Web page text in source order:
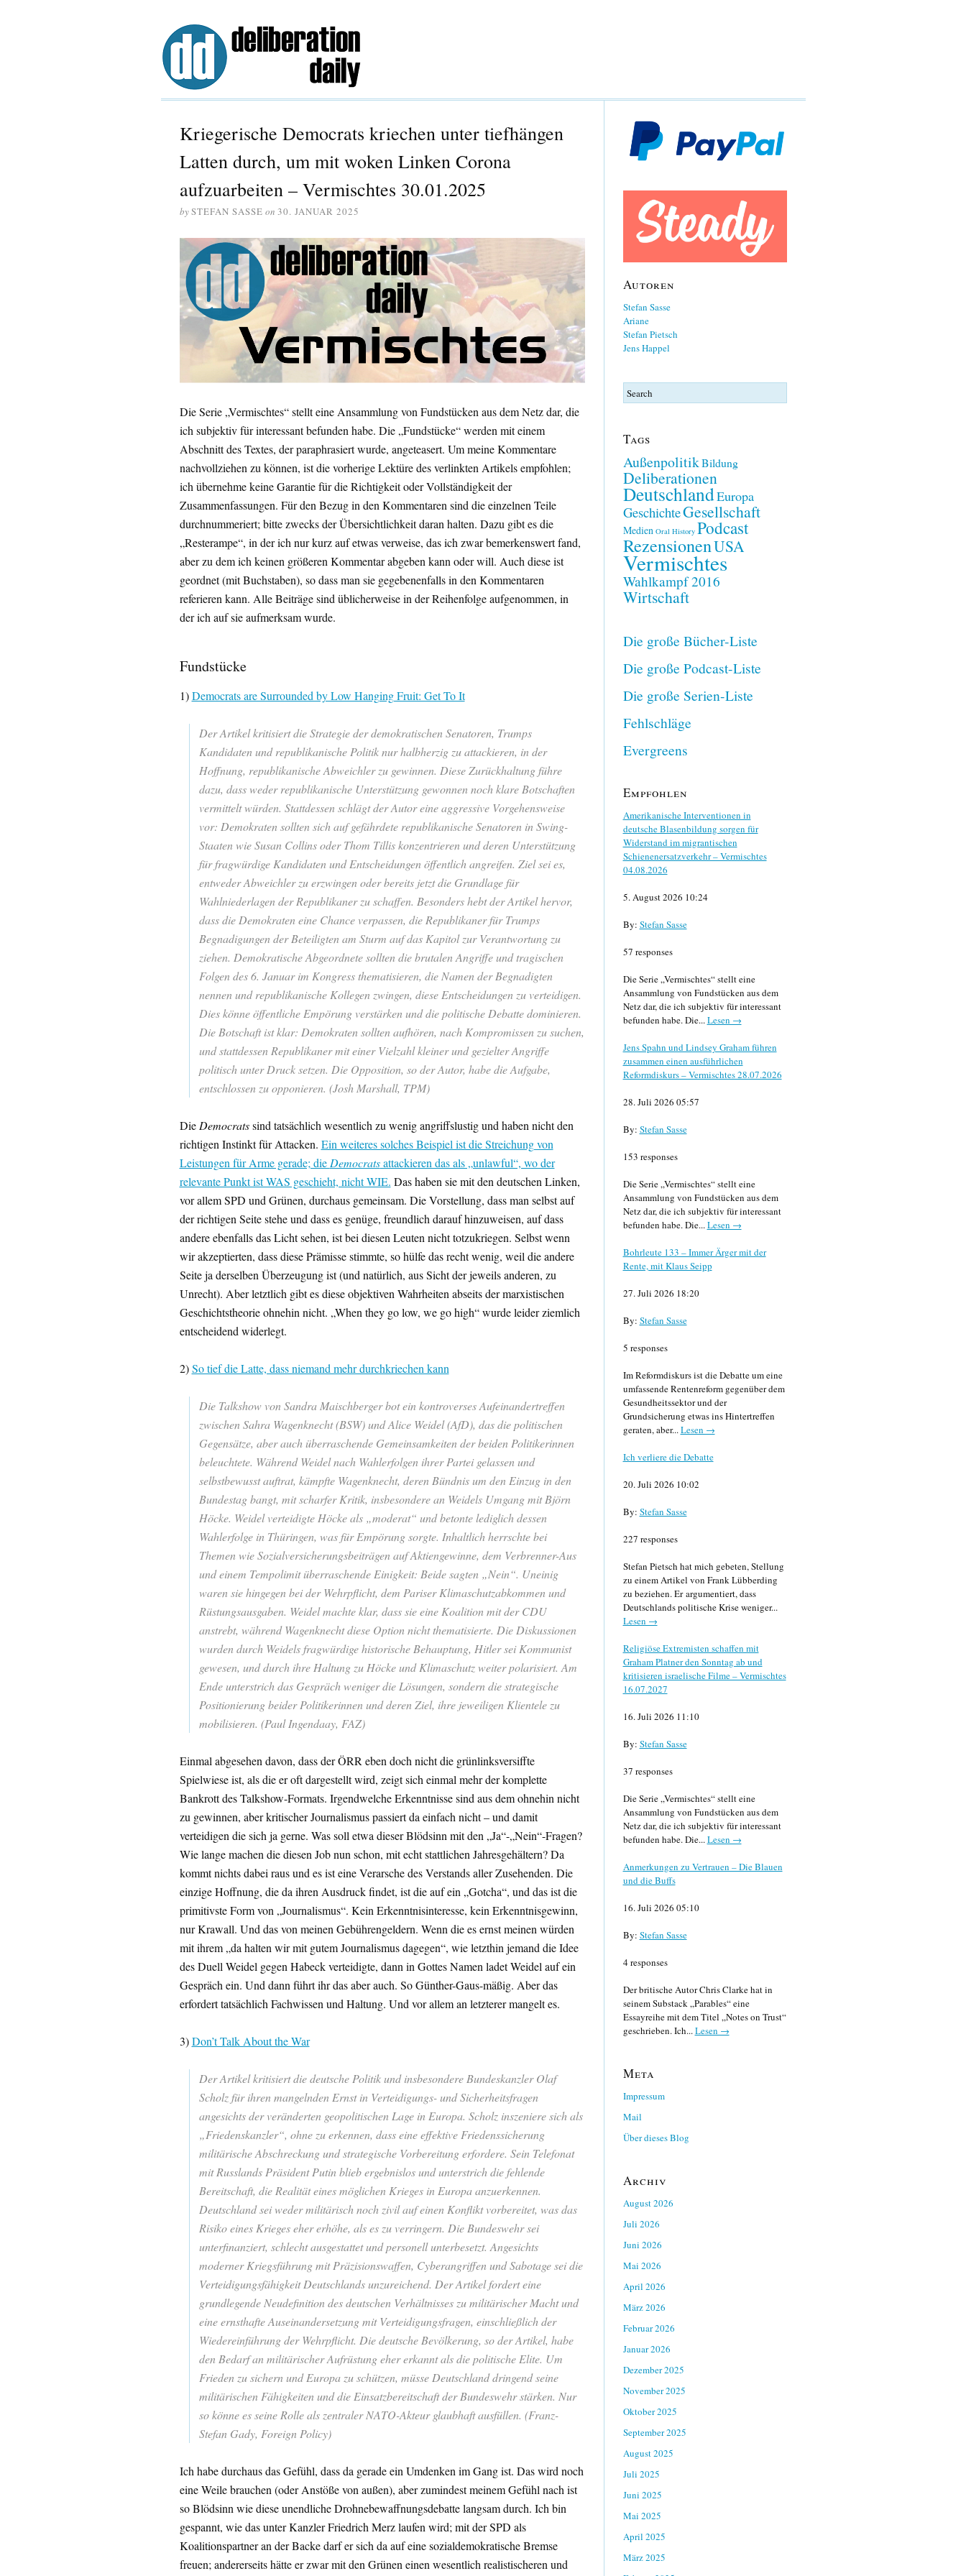
Kriegerische Democrats kriechen unter tiefhängen
Latten durch, um mit woken Linken Corona
aufzuarbeiten – Vermischtes 30.01.2025
bySTEFAN SASSE on 30. JANUAR 2025
Die Serie „Vermischtes“ stellt eine Ansammlung von Fundstücken aus dem Netz dar, die
ich subjektiv für interessant befunden habe. Die „Fundstücke“ werden mit einem
Abschnitt des Textes, der paraphrasiert wurde, angeteasert. Um meine Kommentare
nachvollziehen zu können, ist die vorherige Lektüre des verlinkten Artikels empfohlen;
ich übernehme keine Garantie für die Richtigkeit oder Vollständigkeit der
Zusammenfassungen. Für den Bezug in den Kommentaren sind die einzelnen Teile
durchnummeriert; bitte zwecks der Übersichtlichkeit daran halten. Dazu gibt es die
„Resterampe“, in der ich nur kurz auf etwas verweise, das ich zwar bemerkenswert fand,
aber zu dem ich keinen größeren Kommentar abgeben kann oder will. Auch diese ist
geordnet (mit Buchstaben), so dass man sie gegebenenfalls in den Kommentaren
referieren kann. Alle Beiträge sind üblicherweise in der Reihenfolge aufgenommen, in
der ich auf sie aufmerksam wurde.
Fundstücke
1)Democrats are Surrounded by Low Hanging Fruit: Get To It
Der Artikel kritisiert die Strategie der demokratischen Senatoren, Trumps
Kandidaten und republikanische Politik nur halbherzig zu attackieren, in der
Hoffnung, republikanische Abweichler zu gewinnen. Diese Zurückhaltung führe
dazu, dass weder republikanische Unterstützung gewonnen noch klare Botschaften
vermittelt würden. Stattdessen schlägt der Autor eine aggressive Vorgehensweise
vor: Demokraten sollten sich auf gefährdete republikanische Senatoren in Swing-
Staaten wie Susan Collins oder Thom Tillis konzentrieren und deren Unterstützung
für fragwürdige Kandidaten und Entscheidungen öffentlich angreifen. Ziel sei es,
entweder Abweichler zu erzwingen oder bereits jetzt die Grundlage für
Wahlniederlagen der Republikaner zu schaffen. Besonders hebt der Artikel hervor,
dass die Demokraten eine Chance verpassen, die Republikaner für Trumps
Begnadigungen der Beteiligten am Sturm auf das Kapitol zur Verantwortung zu
ziehen. Demokratische Abgeordnete sollten die brutalen Angriffe und tragischen
Folgen des 6. Januar im Kongress thematisieren, die Namen der Begnadigten
nennen und republikanische Kollegen zwingen, diese Entscheidungen zu verteidigen.
Dies könne öffentliche Empörung verstärken und die politische Debatte dominieren.
Die Botschaft ist klar: Demokraten sollten aufhören, nach Kompromissen zu suchen,
und stattdessen Republikaner mit einer Vielzahl kleiner und gezielter Angriffe
politisch unter Druck setzen. Die Opposition, so der Autor, habe die Aufgabe,
entschlossen zu opponieren. (Josh Marshall, TPM)
DieDemocratssind tatsächlich wesentlich zu wenig angriffslustig und haben nicht den
richtigen Instinkt für Attacken. Ein weiteres solches Beispiel ist die Streichung von
Leistungen für Arme gerade; dieDemocratsattackieren das als „unlawful“, wo der
relevante Punkt ist WAS geschieht, nicht WIE. Das haben sie mit den deutschen Linken,
vor allem SPD und Grünen, durchaus gemeinsam. Die Vorstellung, dass man selbst auf
der richtigen Seite stehe und dass es genüge, freundlich darauf hinzuweisen, auf dass
andere ebenfalls das Licht sehen, ist bei diesen Leuten nicht totzukriegen. Selbst wenn
wir akzeptierten, dass diese Prämisse stimmte, so hülfe das recht wenig, weil die andere
Seite ja derselben Überzeugung ist (und natürlich, aus Sicht der jeweils anderen, zu
Unrecht). Aber letztlich gibt es diese objektiven Wahrheiten abseits der marxistischen
Geschichtstheorie ohnehin nicht. „When they go low, we go high“ wurde leider ziemlich
entscheidend widerlegt.
2)So tief die Latte, dass niemand mehr durchkriechen kann
Die Talkshow von Sandra Maischberger bot ein kontroverses Aufeinandertreffen
zwischen Sahra Wagenknecht (BSW) und Alice Weidel (AfD), das die politischen
Gegensätze, aber auch überraschende Gemeinsamkeiten der beiden Politikerinnen
beleuchtete. Während Weidel nach Wahlerfolgen ihrer Partei gelassen und
selbstbewusst auftrat, kämpfte Wagenknecht, deren Bündnis um den Einzug in den
Bundestag bangt, mit scharfer Kritik, insbesondere an Weidels Umgang mit Björn
Höcke. Weidel verteidigte Höcke als „moderat“ und betonte lediglich dessen
Wahlerfolge in Thüringen, was für Empörung sorgte. Inhaltlich herrschte bei
Themen wie Sozialversicherungsbeiträgen auf Aktiengewinne, dem Verbrenner-Aus
und einem Tempolimit überraschende Einigkeit: Beide sagten „Nein“. Uneinig
waren sie hingegen bei der Wehrpflicht, dem Pariser Klimaschutzabkommen und
Rüstungsausgaben. Weidel machte klar, dass sie eine Koalition mit der CDU
anstrebt, während Wagenknecht diese Option nicht thematisierte. Die Diskussionen
wurden durch Weidels fragwürdige historische Behauptung, Hitler sei Kommunist
gewesen, und durch ihre Haltung zu Höcke und Klimaschutz weiter polarisiert. Am
Ende unterstrich das Gespräch weniger die Lösungen, sondern die strategische
Positionierung beider Politikerinnen und deren Ziel, ihre jeweiligen Klientele zu
mobilisieren. (Paul Ingendaay, FAZ)
Einmal abgesehen davon, dass der ÖRR eben doch nicht die grünlinksversiffte
Spielwiese ist, als die er oft dargestellt wird, zeigt sich einmal mehr der komplette
Bankrott des Talkshow-Formats. Irgendwelche Erkenntnisse sind aus dem ohnehin nicht
zu gewinnen, aber kritischer Journalismus passiert da einfach nicht – und damit
verteidigen die sich ja gerne. Was soll etwa dieser Blödsinn mit den „Ja“-„Nein“-Fragen?
Wie lange machen die diesen Job nun schon, mit echt stattlichen Jahresgehältern? Da
kommt nichts dabei raus und es ist eine Verarsche des Verstands aller Zusehenden. Die
einzige Hoffnung, die da ihren Ausdruck findet, ist die auf ein „Gotcha“, und das ist die
primitivste Form von „Journalismus“. Kein Erkenntnisinteresse, kein Erkenntnisgewinn,
nur Krawall. Und das von meinen Gebührengeldern. Wenn die es ernst meinen würden
mit ihrem „da halten wir mit gutem Journalismus dagegen“, wie letzthin jemand die Idee
des Duell Weidel gegen Habeck verteidigte, dann in Gottes Namen ladet Weidel auf ein
Gespräch ein. Und dann führt ihr das aber auch. So Günther-Gaus-mäßig. Aber das
erfordert tatsächlich Fachwissen und Haltung. Und vor allem an letzterer mangelt es.
3)Don’t Talk About the War
Der Artikel kritisiert die deutsche Politik und insbesondere Bundeskanzler Olaf
Scholz für ihren mangelnden Ernst in Verteidigungs- und Sicherheitsfragen
angesichts der veränderten geopolitischen Lage in Europa. Scholz inszeniere sich als
„Friedenskanzler“, ohne zu erkennen, dass eine effektive Friedenssicherung
militärische Abschreckung und strategische Vorbereitung erfordere. Sein Telefonat
mit Russlands Präsident Putin blieb ergebnislos und unterstrich die fehlende
Bereitschaft, die Realität eines möglichen Krieges in Europa anzuerkennen.
Deutschland sei weder militärisch noch zivil auf einen Konflikt vorbereitet, was das
Risiko eines Krieges eher erhöhe, als es zu verringern. Die Bundeswehr sei
unterfinanziert, schlecht ausgestattet und personell unterbesetzt. Angesichts
moderner Kriegsführung mit Präzisionswaffen, Cyberangriffen und Sabotage sei die
Verteidigungsfähigkeit Deutschlands unzureichend. Der Artikel fordert eine
grundlegende Neudefinition des deutschen Verhältnisses zu militärischer Macht und
eine ernsthafte Auseinandersetzung mit Verteidigungsfragen, einschließlich der
Wiedereinführung der Wehrpflicht. Die deutsche Bevölkerung, so der Artikel, habe
den Bedarf an militärischer Aufrüstung eher erkannt als die politische Elite. Um
Frieden zu sichern und Europa zu schützen, müsse Deutschland dringend seine
militärischen Fähigkeiten und die Einsatzbereitschaft der Bundeswehr stärken. Nur
so könne es seine Rolle als zentraler NATO-Akteur glaubhaft ausfüllen. (Franz-
Stefan Gady, Foreign Policy)
Ich habe durchaus das Gefühl, dass da gerade ein Umdenken im Gang ist. Das wird noch
eine Weile brauchen (oder Anstöße von außen), aber zumindest meinem Gefühl nach ist
so Blödsinn wie diese unendliche Drohnebewaffnungsdebatte langsam durch. Ich bin
gespannt, wie das unter Kanzler Friedrich Merz laufen wird; mit der SPD als
Koalitionspartner an der Backe darf er sich da auf eine sozialdemokratische Bremse
freuen; andererseits hätte er zwar mit den Grünen einen wesentlich realistischeren und
Autoren
Stefan Sasse
Ariane
Stefan Pietsch
Jens Happel
Tags
AußenpolitikBildung
Deliberationen
DeutschlandEuropa
GeschichteGesellschaft
Medien Oral History Podcast
RezensionenUSA
Vermischtes
Wahlkampf 2016
Wirtschaft
Die große Bücher-Liste
Die große Podcast-Liste
Die große Serien-Liste
Fehlschläge
Evergreens
Empfohlen
Amerikanische Interventionen in
deutsche Blasenbildung sorgen für
Widerstand im migrantischen
Schienenersatzverkehr – Vermischtes
04.08.2026
5. August 2026 10:24
By: Stefan Sasse
57 responses
Die Serie „Vermischtes“ stellt eine
Ansammlung von Fundstücken aus dem
Netz dar, die ich subjektiv für interessant
befunden habe. Die...Lesen →
Jens Spahn und Lindsey Graham führen
zusammen einen ausführlichen
Reformdiskurs – Vermischtes 28.07.2026
28. Juli 2026 05:57
By: Stefan Sasse
153 responses
Die Serie „Vermischtes“ stellt eine
Ansammlung von Fundstücken aus dem
Netz dar, die ich subjektiv für interessant
befunden habe. Die...Lesen →
Bohrleute 133 – Immer Ärger mit der
Rente, mit Klaus Seipp
27. Juli 2026 18:20
By: Stefan Sasse
5 responses
Im Reformdiskurs ist die Debatte um eine
umfassende Rentenreform gegenüber dem
Gesundheitssektor und der
Grundsicherung etwas ins Hintertreffen
geraten, aber...Lesen →
Ich verliere die Debatte
20. Juli 2026 10:02
By: Stefan Sasse
227 responses
Stefan Pietsch hat mich gebeten, Stellung
zu einem Artikel von Frank Lübberding
zu beziehen. Er argumentiert, dass
Deutschlands politische Krise weniger...
Lesen →
Religiöse Extremisten schaffen mit
Graham Platner den Sonntag ab und
kritisieren israelische Filme – Vermischtes
16.07.2027
16. Juli 2026 11:10
By: Stefan Sasse
37 responses
Die Serie „Vermischtes“ stellt eine
Ansammlung von Fundstücken aus dem
Netz dar, die ich subjektiv für interessant
befunden habe. Die...Lesen →
Anmerkungen zu Vertrauen – Die Blauen
und die Buffs
16. Juli 2026 05:10
By: Stefan Sasse
4 responses
Der britische Autor Chris Clarke hat in
seinem Substack „Parables“ eine
Essayreihe mit dem Titel „Notes on Trust“
geschrieben. Ich...Lesen →
Meta
Impressum
Mail
Über dieses Blog
Archiv
August 2026
Juli 2026
Juni 2026
Mai 2026
April 2026
März 2026
Februar 2026
Januar 2026
Dezember 2025
November 2025
Oktober 2025
September 2025
August 2025
Juli 2025
Juni 2025
Mai 2025
April 2025
März 2025